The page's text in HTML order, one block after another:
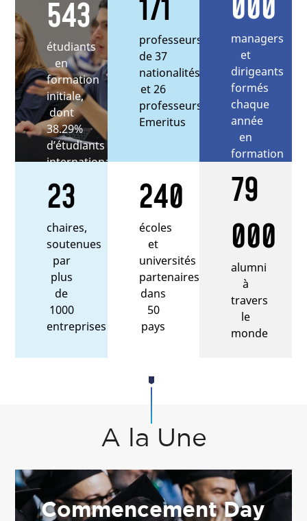
543
étudiants
en
formation
initiale,
dont
38.29%
d’étudiants
internationaux
171
professeurs
de 37
nationalités
et 26
professeurs
Emeritus
managers
et
dirigeants
formés
chaque
année
en
formation
23
chaires,
soutenues
par
plus
de
1000
entreprises
240
écoles
et
universités
partenaires
dans
50
pays
79
000
alumni
à
travers
le
monde
A la Une
Commencement Day